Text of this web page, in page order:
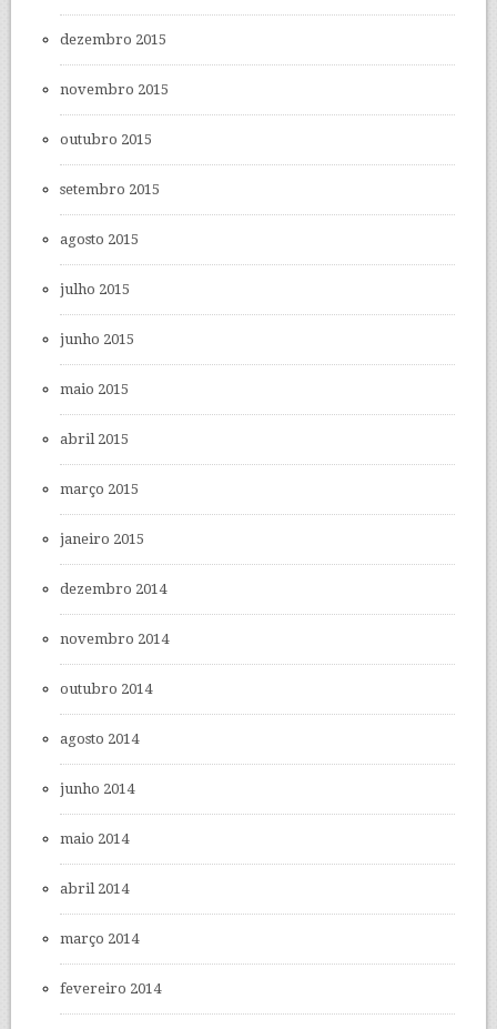
dezembro 2015
novembro 2015
outubro 2015
setembro 2015
agosto 2015
julho 2015
junho 2015
maio 2015
abril 2015
março 2015
janeiro 2015
dezembro 2014
novembro 2014
outubro 2014
agosto 2014
junho 2014
maio 2014
abril 2014
março 2014
fevereiro 2014